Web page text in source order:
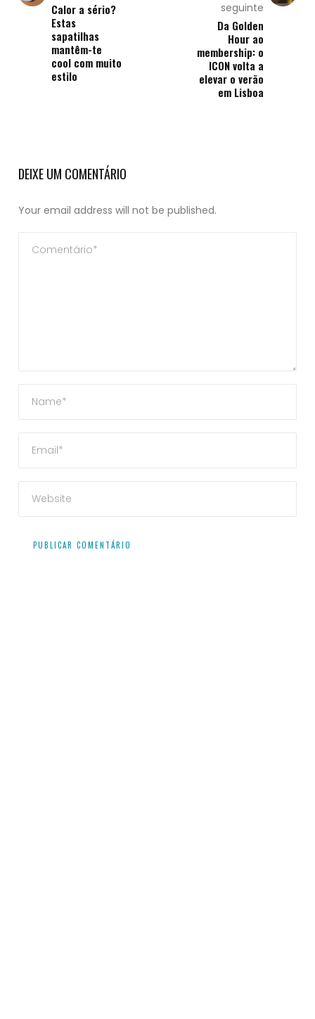
Calor a sério?
Estas
sapatilhas
mantêm-te
cool com muito
estilo
seguinte
Da Golden
Hour ao
membership: o
ICON volta a
elevar o verão
em Lisboa
DEIXE UM COMENTÁRIO
Your email address will not be published.